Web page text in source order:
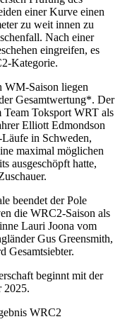
einer Kurve einen
zu weit innen zu
Nach einer
eingreifen, es
Kategorie.
WM-Saison liegen
Gesamtwertung*. Der
Toksport WRT als
Elliott Edmondson
in Schweden,
maximal möglichen
ausgeschöpft hatte,
beendet der Pole
die WRC2-Saison als
Lauri Joona vom
Gus Greensmith,
Gesamtsiebter.
beginnt mit der
2025.
WRC2